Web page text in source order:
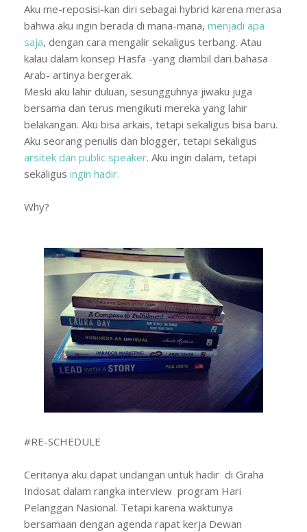
Aku me-reposisi-kan diri sebagai hybrid karena merasa
bahwa aku ingin berada di mana-mana, menjadi apa
saja, dengan cara mengalir sekaligus terbang. Atau
kalau dalam konsep Hasfa -yang diambil dari bahasa
Arab- artinya bergerak.
Meski aku lahir duluan, sesungguhnya jiwaku juga
bersama dan terus mengikuti mereka yang lahir
belakangan. Aku bisa arkais, tetapi sekaligus bisa baru.
Aku seorang penulis dan blogger, tetapi sekaligus
arsitek dan public speaker. Aku ingin dalam, tetapi
sekaligus ingin hadir.
Why?
#RE-SCHEDULE
Ceritanya aku dapat undangan untuk hadir di Graha
Indosat dalam rangka interview program Hari
Pelanggan Nasional. Tetapi karena waktunya
bersamaan dengan agenda rapat kerja Dewan